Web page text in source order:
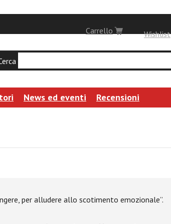
Carrello Wishlist
News ed eventi Recensioni
per alludere allo scotimento emozionale”.